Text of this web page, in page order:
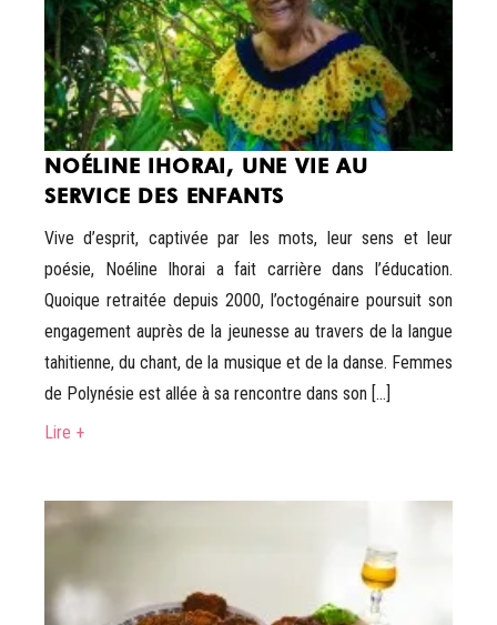
NOÉLINE IHORAI, UNE VIE AU
SERVICE DES ENFANTS
Vive d’esprit, captivée par les mots, leur sens et leur
poésie, Noéline Ihorai a fait carrière dans l’éducation.
Quoique retraitée depuis 2000, l’octogénaire poursuit son
engagement auprès de la jeunesse au travers de la langue
tahitienne, du chant, de la musique et de la danse. Femmes
de Polynésie est allée à sa rencontre dans son […]
Lire +